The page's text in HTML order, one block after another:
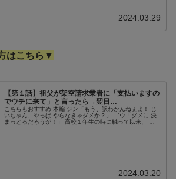
2024.03.29
はこちら▼
【第１話】祖父が架空請求業者に「支払いますの
でウチに来て」と言ったら→翌日…
こちらもおすすめ 本編 ジン「もう、訳わかんねぇよ！ じ
いちゃん、やっぱ やらなきゃダメか？」 ゴウ「ダメに 決
まっとるだろうが！」 高校１年生の時に触って以来、 ま
2024.03.20